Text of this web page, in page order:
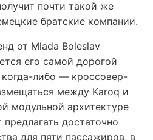
почти такой же
братские компании.
от Mlada Boleslav
его самой дорогой
либо — кроссовер-
между Karoq и
модульной архитектуре
достаточно
для пяти пассажиров, в